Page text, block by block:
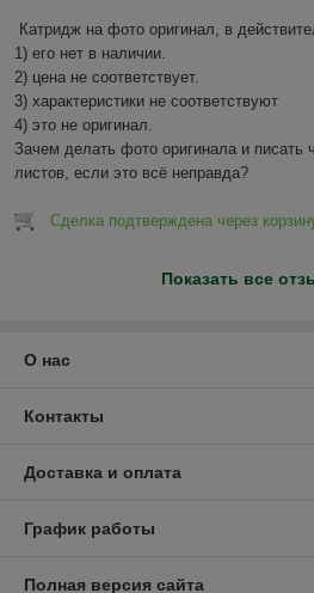
Катридж на фото оригинал, в
1) его нет в наличии.
2) цена не соответствует.
3) характеристики не соответствуют
4) это не оригинал.
Зачем делать фото оригинала и писать
листов, если это всё неправда?
Сделка подтверждена через
Показать все
О нас
Контакты
Доставка и оплата
График работы
Полная версия сайта